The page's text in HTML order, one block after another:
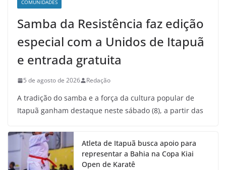
COMUNIDADES
Samba da Resistência faz edição
especial com a Unidos de Itapuã
e entrada gratuita
5 de agosto de 2026 Redação
A tradição do samba e a força da cultura popular de
Itapuã ganham destaque neste sábado (8), a partir das
Atleta de Itapuã busca apoio para
representar a Bahia na Copa Kiai
Open de Karatê